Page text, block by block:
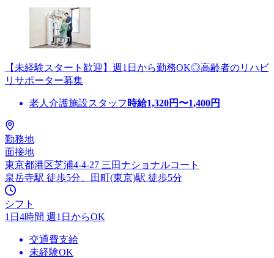
【未経験スタート歓迎】週1日から勤務OK◎高齢者のリハビ
リサポーター募集
老人介護施設スタッフ 時給1,320円〜1,400円
勤務地
面接地
東京都港区芝浦4-4-27 三田ナショナルコート
泉岳寺駅 徒歩5分、田町(東京)駅 徒歩5分
シフト
1日4時間 週1日からOK
交通費支給
未経験OK